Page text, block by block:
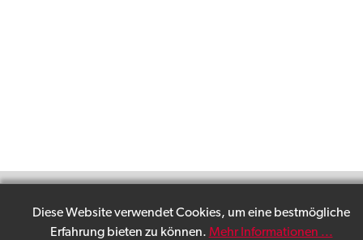
Diese Website verwendet Cookies, um eine bestmögliche
Erfahrung bieten zu können. Mehr Informationen ...